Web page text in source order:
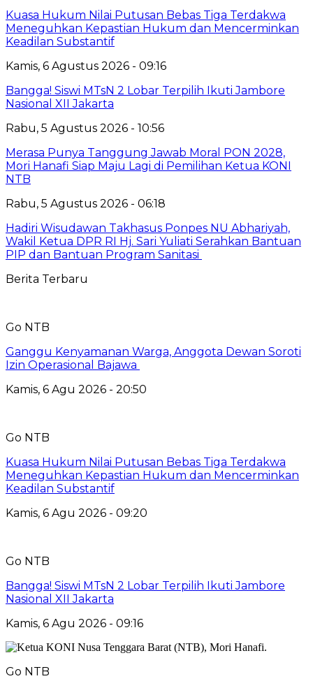
Kuasa Hukum Nilai Putusan Bebas Tiga Terdakwa
Meneguhkan Kepastian Hukum dan Mencerminkan
Keadilan Substantif
Kamis, 6 Agustus 2026 - 09:16
Bangga! Siswi MTsN 2 Lobar Terpilih Ikuti Jambore
Nasional XII Jakarta
Rabu, 5 Agustus 2026 - 10:56
Merasa Punya Tanggung Jawab Moral PON 2028,
Mori Hanafi Siap Maju Lagi di Pemilihan Ketua KONI
NTB
Rabu, 5 Agustus 2026 - 06:18
Hadiri Wisudawan Takhasus Ponpes NU Abhariyah,
Wakil Ketua DPR RI Hj. Sari Yuliati Serahkan Bantuan
PIP dan Bantuan Program Sanitasi
Berita Terbaru
Go NTB
Ganggu Kenyamanan Warga, Anggota Dewan Soroti
Izin Operasional Bajawa
Kamis, 6 Agu 2026 - 20:50
Go NTB
Kuasa Hukum Nilai Putusan Bebas Tiga Terdakwa
Meneguhkan Kepastian Hukum dan Mencerminkan
Keadilan Substantif
Kamis, 6 Agu 2026 - 09:20
Go NTB
Bangga! Siswi MTsN 2 Lobar Terpilih Ikuti Jambore
Nasional XII Jakarta
Kamis, 6 Agu 2026 - 09:16
Go NTB